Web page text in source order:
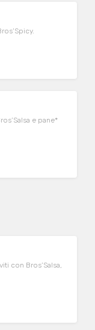
e pane*
con Bros’Salsa,